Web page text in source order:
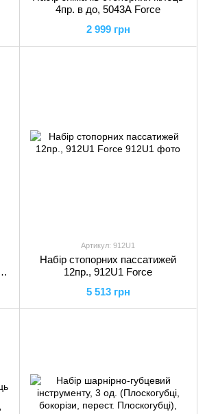
4пр. в до, 5043A Force
2 999 грн
Артикул: 912U1
Набір стопорних пассатижей
12пр., 912U1 Force
5 513 грн